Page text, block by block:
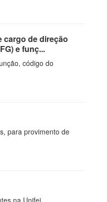
cargo de direção
e funç...
código do
para provimento de
na Unifei.